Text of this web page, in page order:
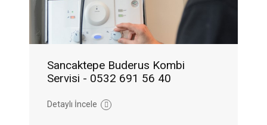
Sancaktepe Buderus Kombi
Servisi - 0532 691 56 40
Detaylı İncele